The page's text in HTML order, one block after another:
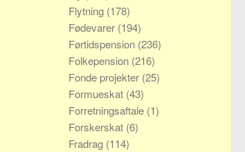
Flytning (178)
Fødevarer (194)
Førtidspension (236)
Folkepension (216)
Fonde projekter (25)
Formueskat (43)
Forretningsaftale (1)
Forskerskat (6)
Fradrag (114)